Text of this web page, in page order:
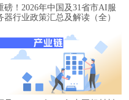
磅！2026年中国及31省市AI服
器行业政策汇总及解读（全）